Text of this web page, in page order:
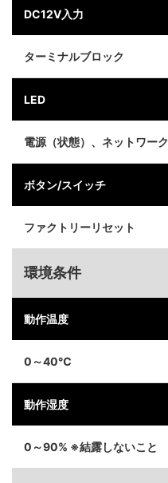
DC12V入力
ターミナルブロック
LED
電源（状態）、ネットワーク
ボタン/スイッチ
ファクトリーリセット
環境条件
動作温度
0～40℃
動作湿度
0～90% ※結露しないこと